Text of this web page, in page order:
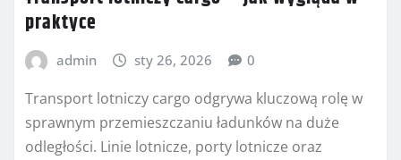
praktyce
admin sty 26, 2026 0
Transport lotniczy cargo odgrywa kluczową rolę w
sprawnym przemieszczaniu ładunków na duże
odległości. Linie lotnicze, porty lotnicze oraz